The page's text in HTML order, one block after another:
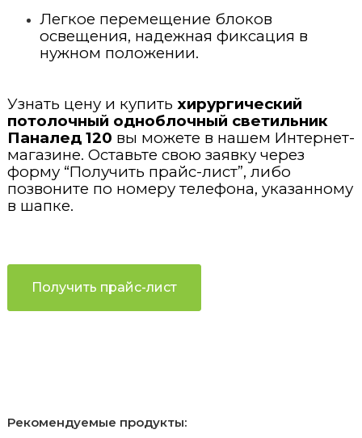
Легкое перемещение блоков
освещения, надежная фиксация в
нужном положении.
Узнать цену и купить хирургический
потолочный одноблочный светильник
Паналед 120 вы можете в нашем Интернет-
магазине. Оставьте свою заявку через
форму “Получить прайс-лист”, либо
позвоните по номеру телефона, указанному
в шапке.
Получить прайс-лист
Рекомендуемые продукты: